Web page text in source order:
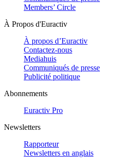
Members’ Circle
À Propos d'Euractiv
À propos d’Euractiv
Contactez-nous
Mediahuis
Communiqués de presse
Publicité politique
Abonnements
Euractiv Pro
Newsletters
Rapporteur
Newsletters en anglais